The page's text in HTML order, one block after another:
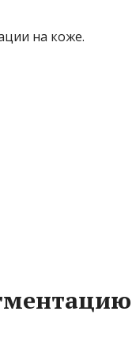
на коже.